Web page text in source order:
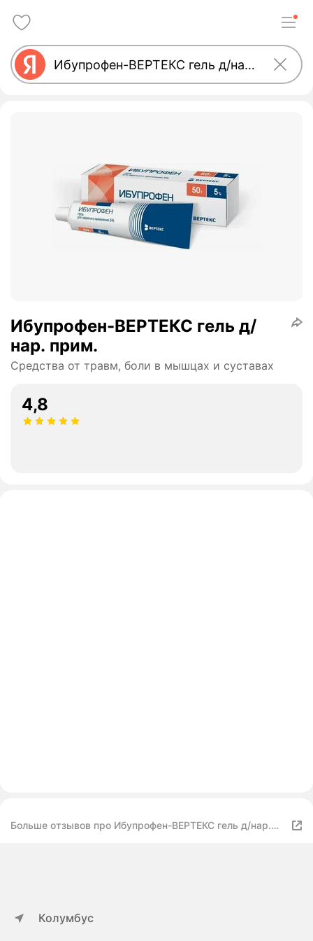
Ибупрофен-ВЕРТЕКС гель д/
нар. прим.
Средства от травм, боли в мышцах и суставах
4,8
Больше отзывов про Ибупрофен-ВЕРТЕКС гель д/нар.
Колумбус